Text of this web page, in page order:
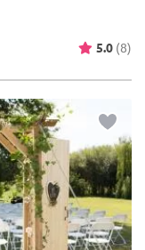
5.0 (8)